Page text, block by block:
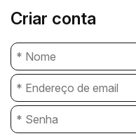
Criar conta